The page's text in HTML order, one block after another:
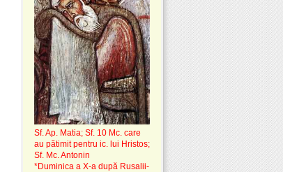
Sf. Ap. Matia; Sf. 10 Mc. care
au pătimit pentru ic. lui Hristos;
Sf. Mc. Antonin
*Duminica a X-a după Rusalii-